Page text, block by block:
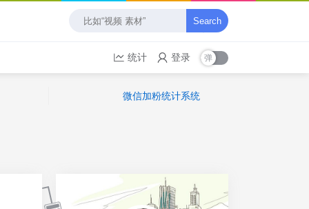
Search
统计 登录
微信加粉统计系统